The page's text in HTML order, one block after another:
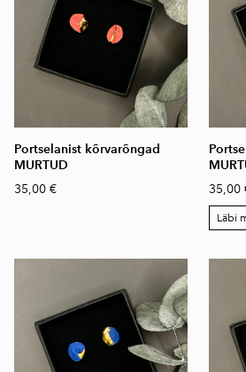
Portselanist kõrvarõngad
MURTUD
35,00 €
35,00
Läbi